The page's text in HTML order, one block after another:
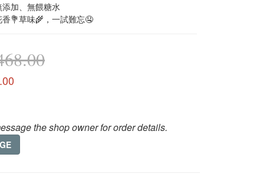
加、無餵糖水
💐草味🌾，一試難忘🤤
the shop owner for order details.